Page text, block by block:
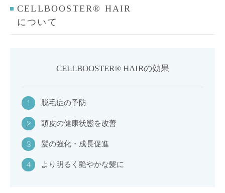
CELLBOOSTER® HAIR
について
CELLBOOSTER® HAIRの効果
1 脱毛症の予防
2 頭皮の健康状態を改善
3 髪の強化・成長促進
4 より明るく艶やかな髪に